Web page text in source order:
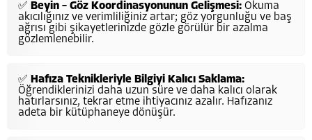
✅ Beyin – Göz Koordinasyonunun Gelişmesi: Okuma
akıcılığınız ve verimliliğiniz artar; göz yorgunluğu ve baş
ağrısı gibi şikayetlerinizde gözle görülür bir azalma
gözlemlenebilir.
✅ Hafıza Teknikleriyle Bilgiyi Kalıcı Saklama:
Öğrendiklerinizi daha uzun süre ve daha kalıcı olarak
hatırlarsınız, tekrar etme ihtiyacınız azalır. Hafızanız
adeta bir kütüphaneye dönüşür.